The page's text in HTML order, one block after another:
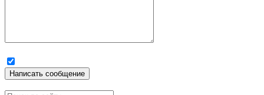
Написать сообщение